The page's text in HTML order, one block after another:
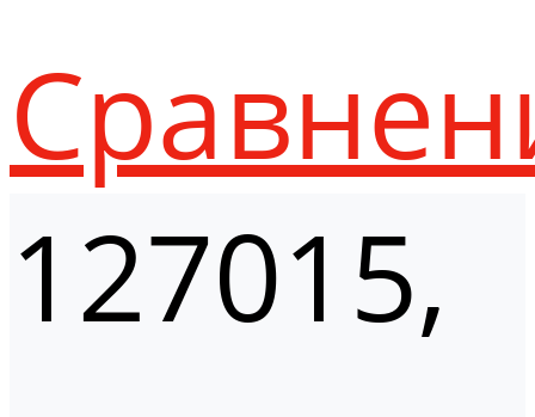
127015,